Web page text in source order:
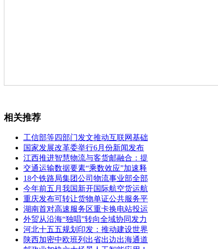
相关推荐
工信部等四部门发文推动互联网基础
国家发展改革委举行6月份新闻发布
江西推进智慧物流与客货邮融合：提
交通运输数据要素“乘数效应”加速释
18个铁路局集团公司物流事业部全部
今年前五月我国新开国际航空货运航
重庆发布可转让货物单证公共服务平
湖南首对高速服务区重卡换电站投运
外贸从沿海“独唱”转向全域协同发力
河北十五五规划印发：推动建设世界
陕西加密中欧班列出省出边出海通道